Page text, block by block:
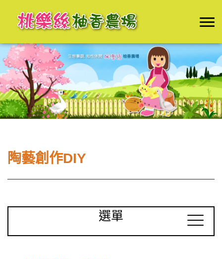
陶藝創作DIY
選單